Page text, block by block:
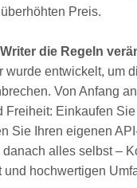
Preis.
die Regeln
wurde entwickelt, um
Von Anfang
Freiheit: Einkaufen
Sie Ihren eigenen
alles selbst –
hochwertigen